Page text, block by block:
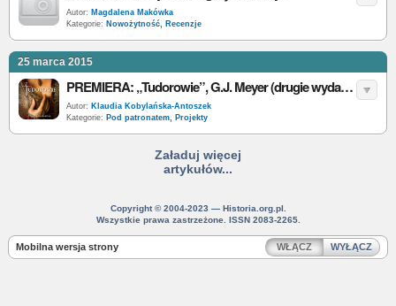
Autor: Magdalena Makówka
Kategorie: Nowożytność, Recenzje
25 marca 2015
PREMIERA: „Tudorowie”, G.J. Meyer (drugie wydanie)
Autor: Klaudia Kobylańska-Antoszek
Kategorie: Pod patronatem, Projekty
Załaduj więcej
artykułów...
Copyright © 2004-2023 — Historia.org.pl.
Wszystkie prawa zastrzeżone. ISSN 2083-2265.
Mobilna wersja strony WŁĄCZ WYŁĄCZ